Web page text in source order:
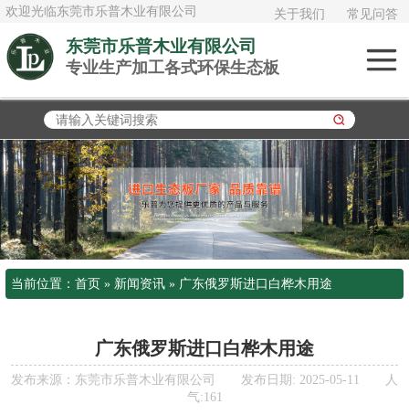
欢迎光临东莞市乐普木业有限公司 常见问答
关于我们
东莞市乐普木业有限公司
专业生产加工各式环保生态板
当前位置： 首页 » 新闻资讯 » 广东俄罗斯进口白桦木用途
广东俄罗斯进口白桦木用途
发布来源：东莞市乐普木业有限公司 发布日期: 2025-05-11 人
气:161
俄罗斯进口白桦
木
加拿大进口大白
松
泰国AAA橡胶木
日本桧木
欧松板OSB
多层实木板《夹
板》